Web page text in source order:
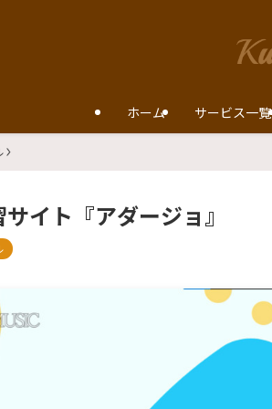
ホーム サービス一覧
イト『アダージョ』